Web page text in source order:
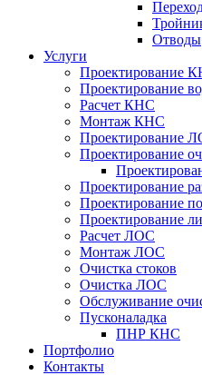
Отводы
Услуги
Проектирование
Проектирование
Расчет КНС
Монтаж КНС
Проектирование
Проектирование
Проектирование
Проектирование
Проектирование
Расчет ЛОС
Монтаж ЛОС
Очистка стоков
Очистка ЛОС
Обслуживание
Пусконаладка
ПНР КНС
Портфолио
Контакты